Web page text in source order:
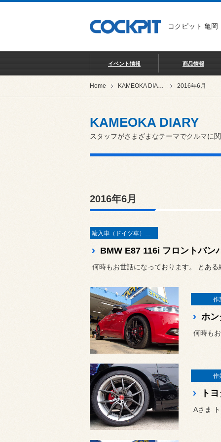
コクピット 亀岡
イベント情報 商品情報
Home KAMEOKA DIARY 2016年6月
KAMEOKA DIARY
スタッフがさまざまなテーマでクルマに
2016年6月
輸入車（ドイツ車）の作業
BMW E87 116i フロントバン
何時もお世話になっております。 とある
作
ホ
何時も
作
ト
Aさま